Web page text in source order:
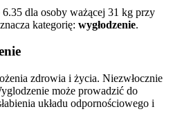
dla osoby ważącej 31 kg przy
kategorię: wygłodzenie.
zdrowia i życia. Niezwłocznie
może prowadzić do
układu odpornościowego i